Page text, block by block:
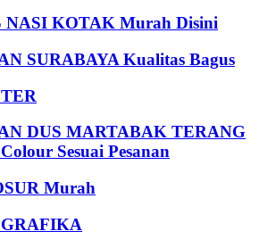
NASI KOTAK Murah Disini
SURABAYA Kualitas Bagus
DUS MARTABAK TERANG
Sesuai Pesanan
Murah